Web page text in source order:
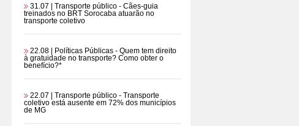
31.07 | Transporte público - Cães-guia
treinados no BRT Sorocaba atuarão no
transporte coletivo
22.08 | Políticas Públicas - Quem tem direito
à gratuidade no transporte? Como obter o
benefício?*
22.07 | Transporte público - Transporte
coletivo está ausente em 72% dos municípios
de MG